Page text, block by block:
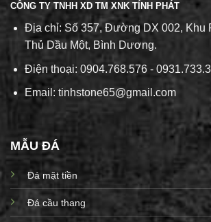
CÔNG TY TNHH XD TM XNK TÍNH PHÁT
Địa chỉ: Số 357, Đường DX 002, Khu
Thủ Dầu Một, Bình Dương.
Điện thoại: 0904.768.576 -
Email: tinhstone65@gmail.com
MẪU ĐÁ
Đá mặt tiền
Đá cầu thang